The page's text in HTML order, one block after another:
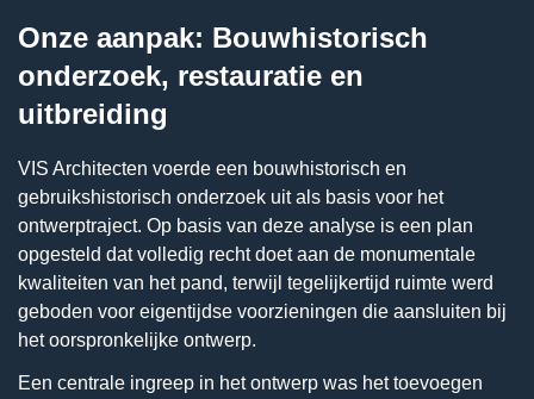
Onze aanpak: Bouwhistorisch
onderzoek, restauratie en
uitbreiding
VIS Architecten voerde een bouwhistorisch en
gebruikshistorisch onderzoek uit als basis voor het
ontwerptraject. Op basis van deze analyse is een plan
opgesteld dat volledig recht doet aan de monumentale
kwaliteiten van het pand, terwijl tegelijkertijd ruimte werd
geboden voor eigentijdse voorzieningen die aansluiten bij
het oorspronkelijke ontwerp.
Een centrale ingreep in het ontwerp was het toevoegen